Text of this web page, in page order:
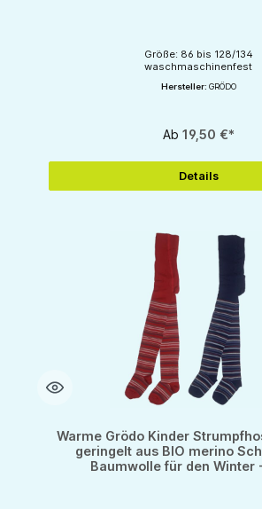
Größe: 86 bis 128/134
waschmaschinenfest
Hersteller: GRÖDO
Ab 19,50 €*
Details
Warme Grödo Kinder
geringelt aus BIO merino
Baumwolle für den Winter